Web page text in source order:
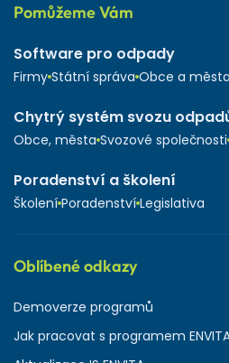
Pomůžeme Vám
Software pro odpady
Firmy Státní správa Obce a města
Chytrý systém svozu
Obce, města Svozové společnosti
Poradenství a školení
Školení Poradenství Legislativa
Oblíbené odkazy
Demoverze programů
Jak pracovat s programem